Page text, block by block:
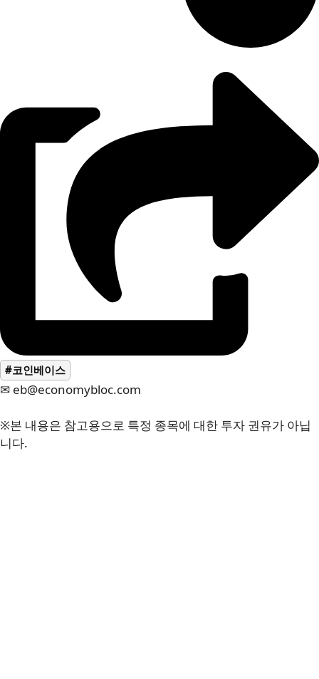
#코인베이스
✉ eb@economybloc.com
※본 내용은 참고용으로 특정 종목에 대한 투자 권유가 아닙
니다.